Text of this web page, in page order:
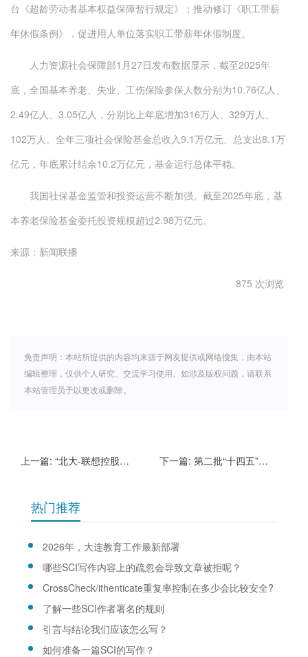
台《超龄劳动者基本权益保障暂行规定》；推动修订《职工带薪
年休假条例》，促进用人单位落实职工带薪年休假制度。
人力资源社会保障部1月27日发布数据显示，截至2025年
底，全国基本养老、失业、工伤保险参保人数分别为10.76亿人、
2.49亿人、3.05亿人，分别比上年底增加316万人、329万人、
102万人。全年三项社会保险基金总收入9.1万亿元、总支出8.1万
亿元，年底累计结余10.2万亿元，基金运行总体平稳。
我国社保基金监管和投资运营不断加强。截至2025年底，基
本养老保险基金委托投资规模超过2.98万亿元。
来源：新闻联播
875 次浏览
免责声明：本站所提供的内容均来源于网友提供或网络搜集，由本站
编辑整理，仅供个人研究、交流学习使用。如涉及版权问题，请联系
本站管理员予以更改或删除。
上一篇: “北大-联想控股先进光子集成技术联合实验室”揭牌成立 下一篇: 第二批“十四五”职业教育国家规划教材书目公布！
热门推荐
2026年，大连教育工作最新部署
哪些SCI写作内容上的疏忽会导致文章被拒呢？
CrossCheck/ithenticate重复率控制在多少会比较安全?
了解一些SCI作者署名的规则
引言与结论我们应该怎么写？
如何准备一篇SCI的写作？